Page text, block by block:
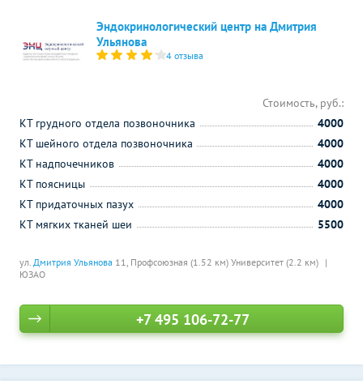
Эндокринологический центр на Дмитрия
Ульянова
4 отзыва
ул. Дмитрия Ульянова 11, Профсоюзная (1.52 км) Университет (2.2 км)
ЮЗАО
Стоимость, руб.:
КТ грудного отдела позвоночника
4000
КТ шейного отдела позвоночника
4000
КТ надпочечников
4000
КТ поясницы
4000
КТ придаточных пазух
4000
КТ мягких тканей шеи
5500
+7 495 106-72-77